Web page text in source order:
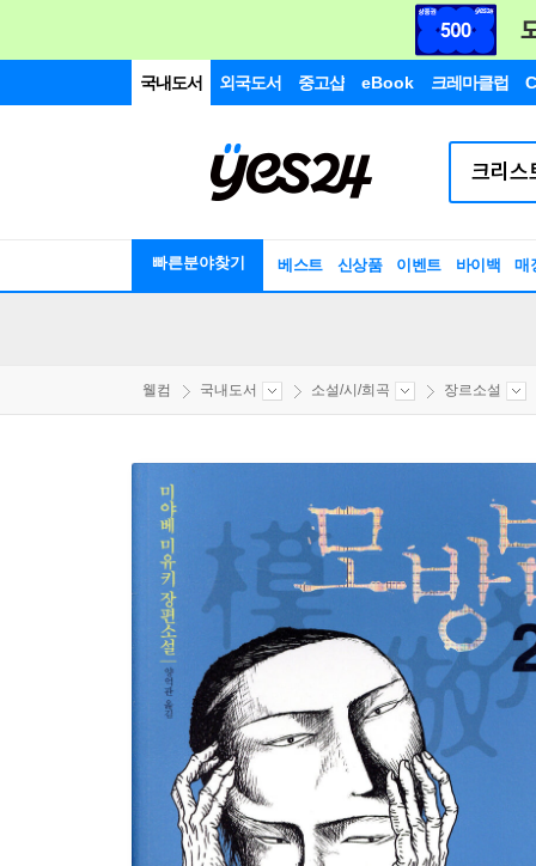
국내도서 외국도서 중고샵 eBook 크레마클럽
빠른분야찾기 베스트 신상품 이벤트 바이백 매
웰컴 국내도서 소설/시/희곡 장르소설